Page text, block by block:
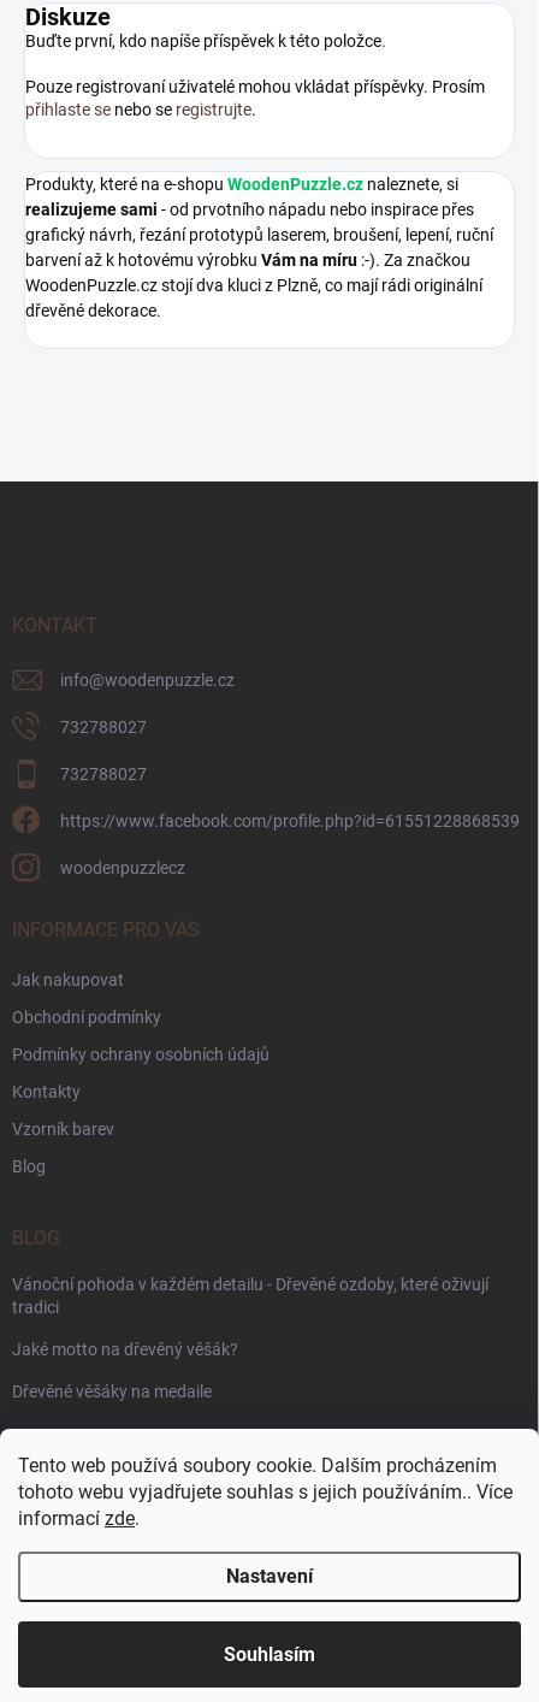
Tento web používá soubory cookie. Dalším procházením
tohoto webu vyjadřujete souhlas s jejich používáním.. Více
informací zde.
Nastavení
Souhlasím
Diskuze
Buďte první, kdo napíše příspěvek k této položce.
Pouze registrovaní uživatelé mohou vkládat příspěvky. Prosím
přihlaste se nebo se registrujte.
Produkty, které na e-shopu WoodenPuzzle.cz naleznete, si
realizujeme sami - od prvotního nápadu nebo inspirace přes
grafický návrh, řezání prototypů laserem, broušení, lepení, ruční
barvení až k hotovému výrobku Vám na míru :-). Za značkou
WoodenPuzzle.cz stojí dva kluci z Plzně, co mají rádi originální
dřevěné dekorace.
KONTAKT
info@woodenpuzzle.cz
732788027
732788027
https://www.facebook.com/profile.php?id=61551228868539
woodenpuzzlecz
INFORMACE PRO VÁS
Jak nakupovat
Obchodní podmínky
Podmínky ochrany osobních údajů
Kontakty
Vzorník barev
Blog
BLOG
Vánoční pohoda v každém detailu - Dřevěné ozdoby, které oživují
tradici
Jaké motto na dřevěný věšák?
Dřevěné věšáky na medaile
PŘIJÍMÁME ONLINE PLATBY
WoodenPuzzle.cz . Všechna práva vyhrazena.